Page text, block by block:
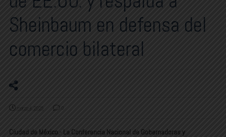
Sheinbaum en defensa del
comercio bilateral
marzo 4, 2025 0
Ciudad de México.- La Conferencia Nacional de Gobernadoras y